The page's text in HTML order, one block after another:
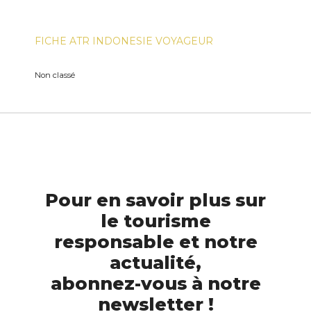
FICHE ATR INDONESIE VOYAGEUR
Non classé
Pour en savoir plus sur
le tourisme
responsable et notre
actualité,
abonnez-vous à notre
newsletter !